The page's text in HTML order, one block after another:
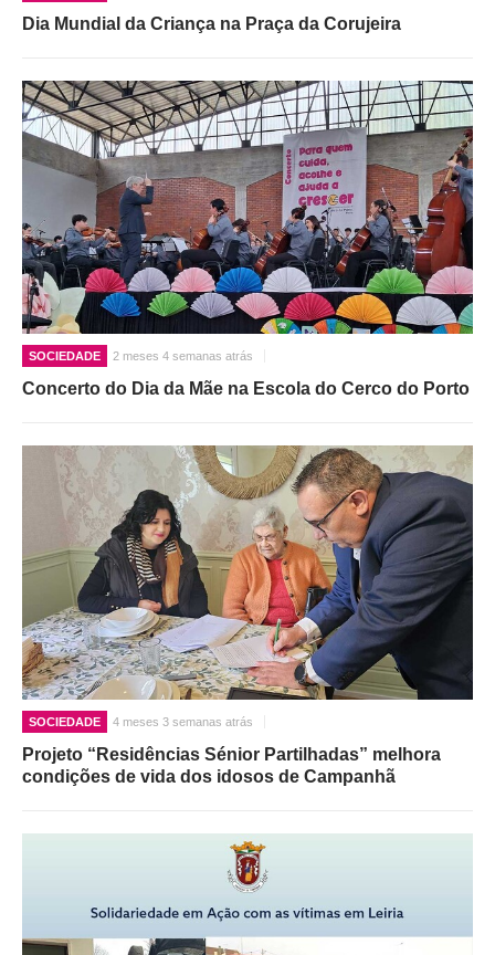
Dia Mundial da Criança na Praça da Corujeira
SOCIEDADE 2 meses 4 semanas atrás
Concerto do Dia da Mãe na Escola do Cerco do Porto
SOCIEDADE 4 meses 3 semanas atrás
Projeto “Residências Sénior Partilhadas” melhora
condições de vida dos idosos de Campanhã